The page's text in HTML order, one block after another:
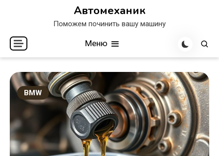
Автомеханик
Поможем починить вашу машину
Меню
BMW